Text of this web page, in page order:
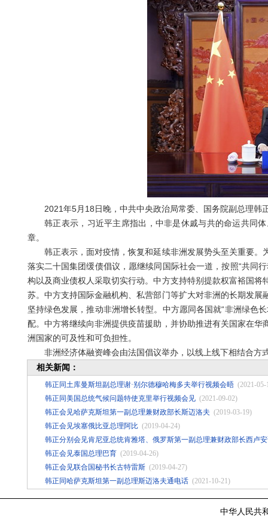
2021年5月18日晚，中共中央政治局常委、国务院副总理韩
韩正表示，习近平主席指出，中非是休戚与共的命运共同体
章。
韩正表示，面对疫情，恢复和延续非洲发展势头至关重要。
落实二十国集团缓债倡议，愿继续同国际社会一道，按照“共同
构以及商业债权人采取切实行动。中方支持特别提款权富裕国
苏。中方支持国际金融机构、私营部门等扩大对非洲的长期发
坚持绿色发展，推动非洲增长转型。中方愿同各国就“非洲绿色
配。中方将继续向非洲提供疫苗援助，并协助推进有关国家在
洲国家的可及性和可负担性。
非洲经济体融资峰会由法国倡议举办，以线上线下相结合方
相关新闻：
韩正同土库曼斯坦副总理谢·别尔德穆哈梅多夫举行视频会晤 (2021-05-
韩正同美国总统气候问题特使克里举行视频会见 (2021-09-02)
韩正会见哈萨克斯坦第一副总理兼财政部长斯迈洛夫 (2019-03-19)
韩正会见埃塞俄比亚总理阿比 (2019-04-24)
韩正分别会见肯尼亚总统肯雅塔、俄罗斯第一副总理兼财政部长西卢
韩正会见泰国总理巴育 (2019-04-26)
韩正会见联合国秘书长古特雷斯 (2019-04-27)
韩正同哈萨克斯坦第一副总理斯迈洛夫通电话 (2021-10-21)
中华人民共